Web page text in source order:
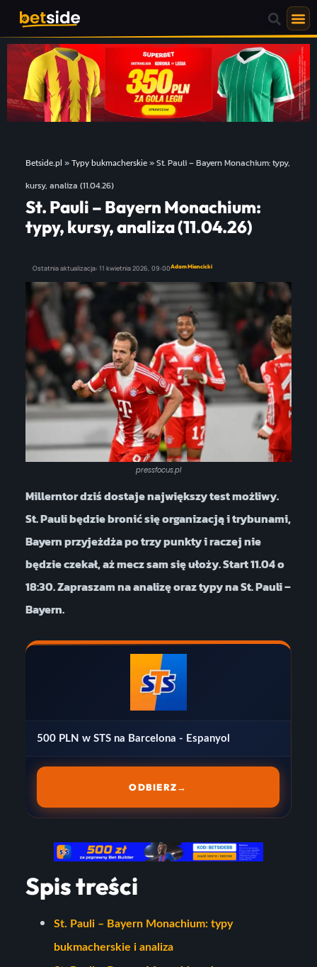
Betside.pl » Typy bukmacherskie»St. Pauli – Bayern Monachium: typy,
kursy, analiza (11.04.26)
St. Pauli – Bayern Monachium:
typy, kursy, analiza (11.04.26)
Ostatnia aktualizacja: 11 kwietnia 2026, 09:00Adam Miencicki
pressfocus.pl
Millerntor dziś dostaje największy test możliwy.
St. Pauli będzie bronić się organizacją i trybunami,
Bayern przyjeżdża po trzy punkty i raczej nie
będzie czekał, aż mecz sam się ułoży. Start 11.04 o
18:30. Zapraszam na analizę oraz typy na St. Pauli –
Bayern.
500 PLN w STS na Barcelona - Espanyol
ODBIERZ→
Spis treści
St. Pauli – Bayern Monachium: typy
bukmacherskie i analiza